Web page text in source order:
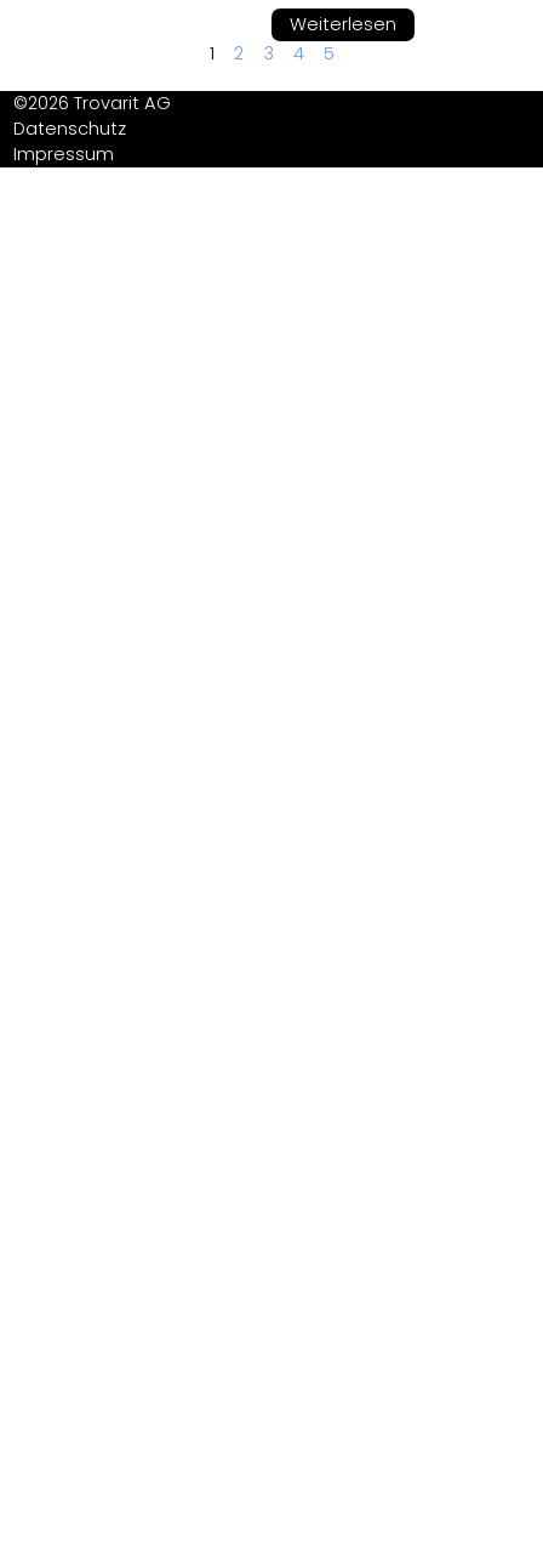
Weiterlesen
1
2 3 4 5
©2026 Trovarit AG
Datenschutz
Impressum